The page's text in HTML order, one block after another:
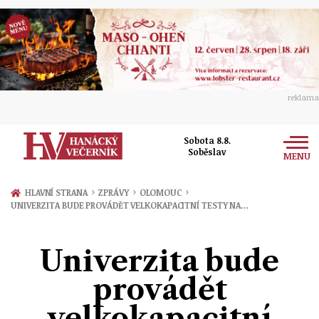
reklama
Sobota 8.8.
Soběslav
MENU
Zprávy
Prostějov
Politika
Kultura
Sport
HLAVNÍ STRANA › ZPRÁVY › OLOMOUC ›
UNIVERZITA BUDE PROVÁDĚT VELKOKAPACITNÍ TESTY NA…
Univerzita bude
provádět